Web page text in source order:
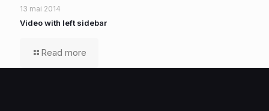
13 mai 2014
Video with left sidebar
Read more